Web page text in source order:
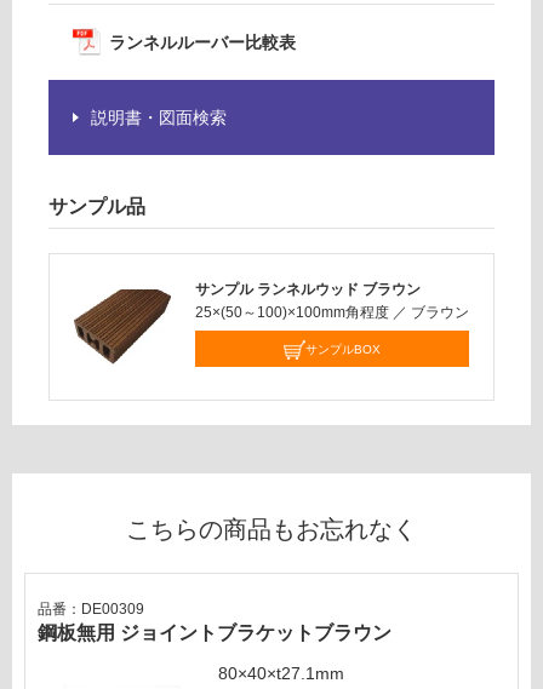
り
注
必
要
※
品
仕
様
く
さ
い
対
ランネルルーバー比較表
説明書・図面検索
サンプル品
サンプル ランネルウッド ブラウン
25×(50～100)×100mm角程度 ／ ブラウン
サンプルBOX
こちらの商品もお忘れなく
鋼板無用 ジョイントブラケットブラウン
品番：DE00309
80×40×t27.1mm